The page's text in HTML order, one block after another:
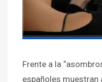
Frente a la
españoles muestran